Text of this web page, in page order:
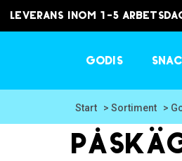
Leverans inom 1-5
Godis
Start > Sortiment >